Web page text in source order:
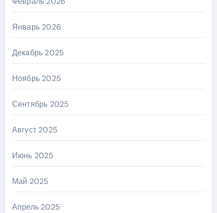
Январь 2026
Декабрь 2025
Ноябрь 2025
Сентябрь 2025
Август 2025
Июнь 2025
Май 2025
Апрель 2025